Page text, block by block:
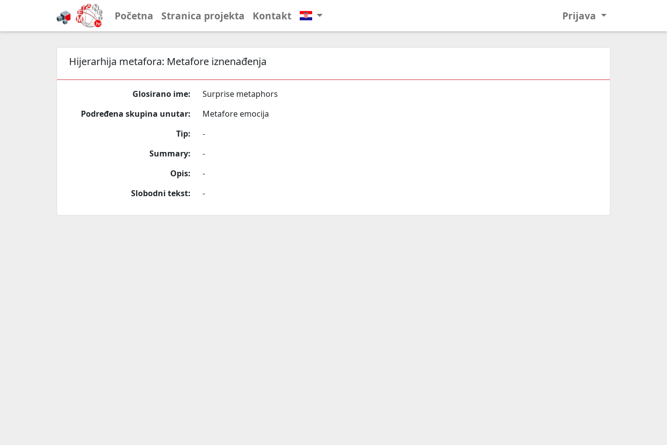
Početna Stranica projekta Kontakt Prijava
Hijerarhija metafora: Metafore iznenađenja
Glosirano ime:
Surprise metaphors
Podređena skupina unutar:
Metafore emocija
Tip:
-
Summary:
-
Opis:
-
Slobodni tekst:
-